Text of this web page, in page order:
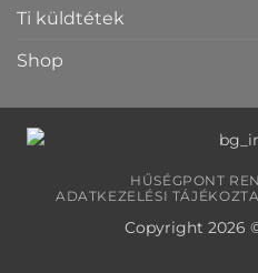
Ti küldtétek
Shop
HŰSÉGPONT
ADATKEZELÉSI
Copyright 2026